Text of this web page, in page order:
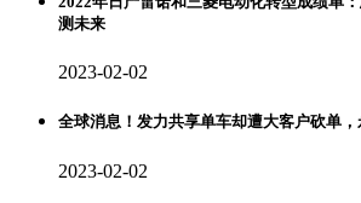
测未来
2023-02-02
全球消息！发力共享单车却遭大客户砍单
2023-02-02